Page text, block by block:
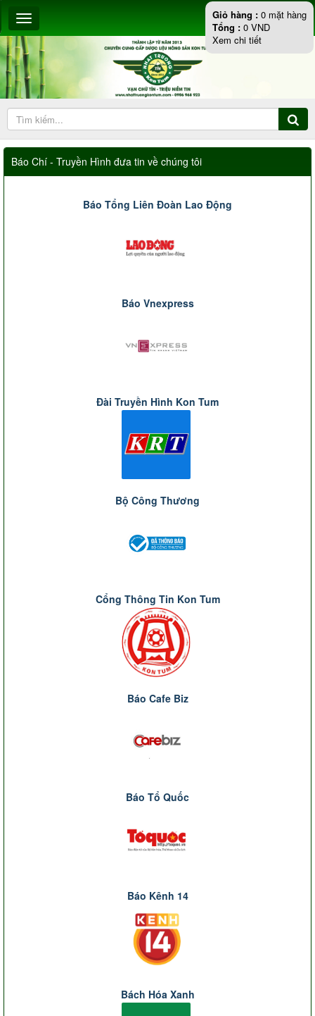
Báo Chí - Truyền Hình đưa tin về chúng tôi
Báo Tổng Liên Đoàn Lao Động
Báo Vnexpress
Đài Truyền Hình Kon Tum
Bộ Công Thương
Cổng Thông Tin Kon Tum
Báo Cafe Biz
Báo Tổ Quốc
Báo Kênh 14
Bách Hóa Xanh
Giỏ hàng : 0 mặt hàng
Tổng : 0 VND
Xem chi tiết